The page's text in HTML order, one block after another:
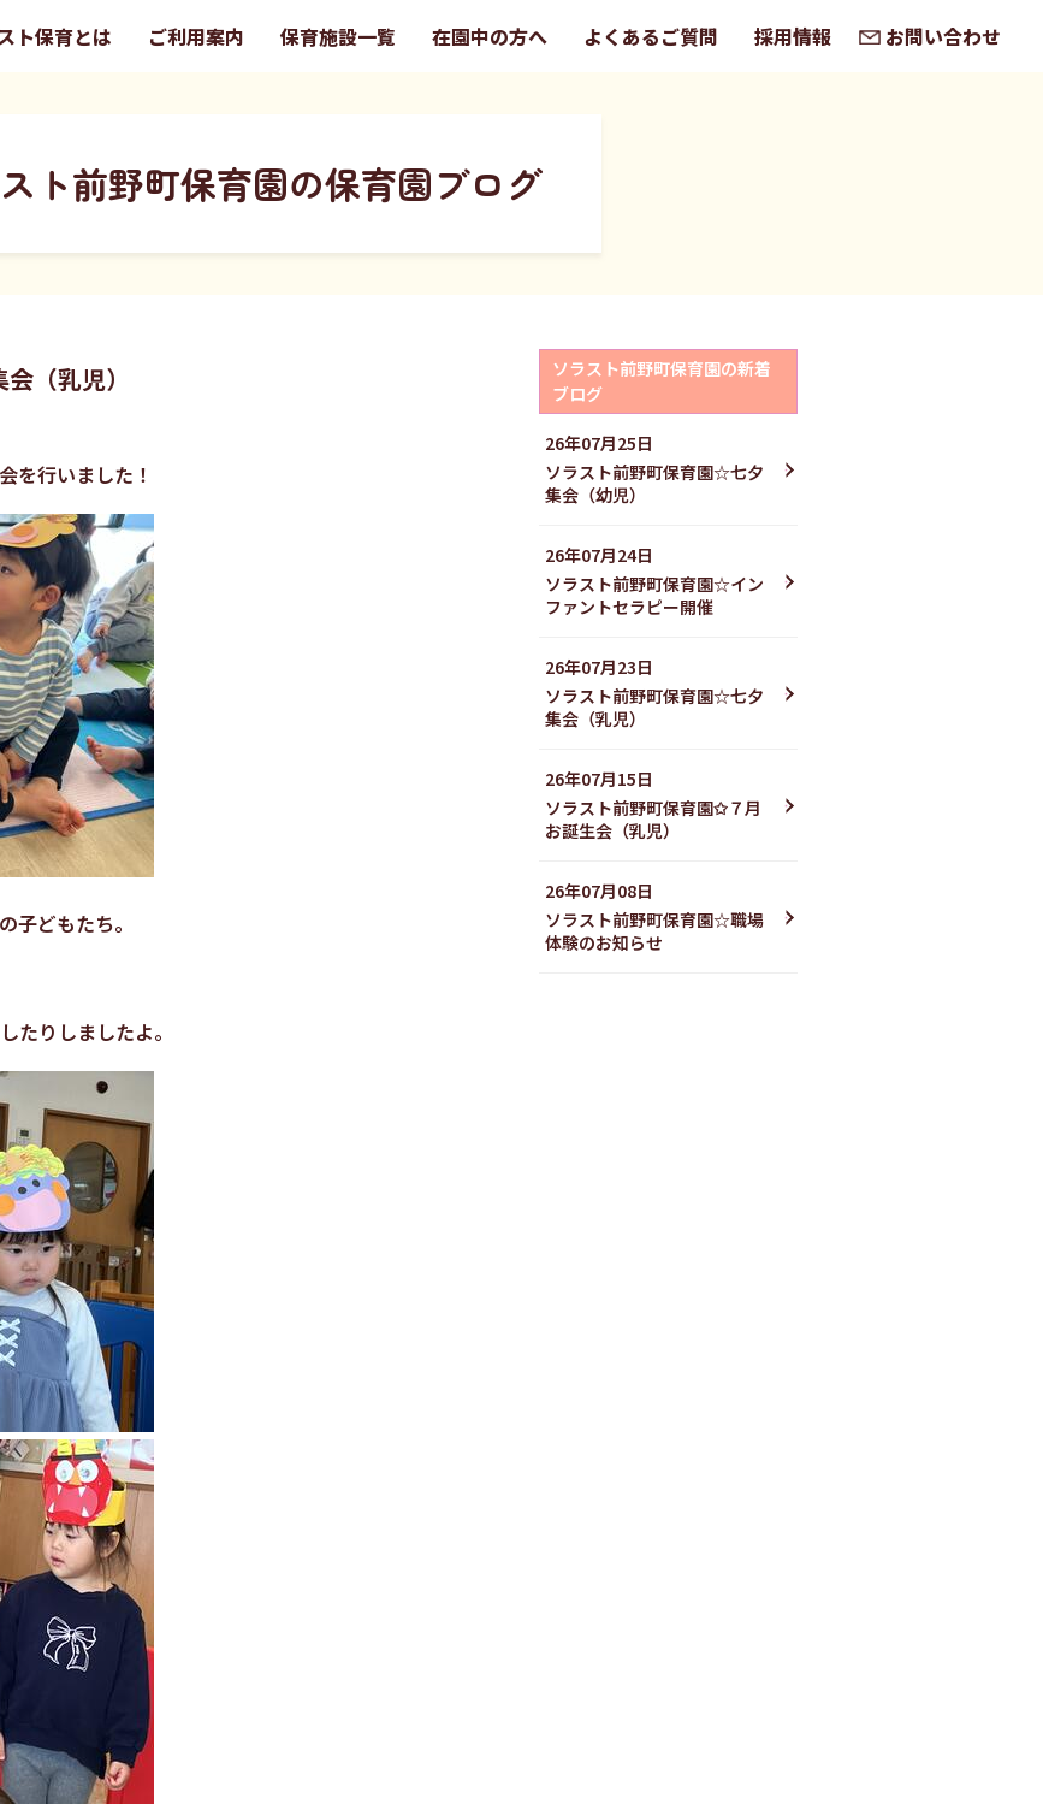
ト保育とは ご利用案内 保育施設一覧 在園中の方へ よくあるご質問 採用情報 お問い合わせ
ト前野町保育園の保育園ブログ
（乳児）
を行いました！
子どもたち。
たりしましたよ。
ソラスト前野町保育園の新着
ブログ
26年07月25日
ソラスト前野町保育園☆七夕
集会（幼児）
26年07月24日
ソラスト前野町保育園☆イン
ファントセラピー開催
26年07月23日
ソラスト前野町保育園☆七夕
集会（乳児）
26年07月15日
ソラスト前野町保育園✩７月
お誕生会（乳児）
26年07月08日
ソラスト前野町保育園☆職場
体験のお知らせ